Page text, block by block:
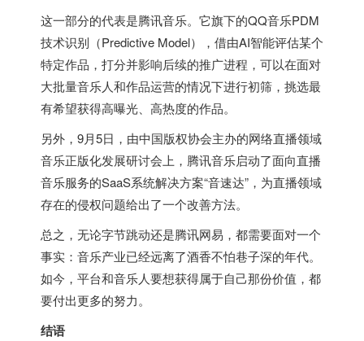
这一部分的代表是腾讯音乐。它旗下的QQ音乐PDM
技术识别（Predictive Model），借由AI智能评估某个
特定作品，打分并影响后续的推广进程，可以在面对
大批量音乐人和作品运营的情况下进行初筛，挑选最
有希望获得高曝光、高热度的作品。
另外，9月5日，由中国版权协会主办的网络直播领域
音乐正版化发展研讨会上，腾讯音乐启动了面向直播
音乐服务的SaaS系统解决方案“音速达”，为直播领域
存在的侵权问题给出了一个改善方法。
总之，无论字节跳动还是腾讯网易，都需要面对一个
事实：音乐产业已经远离了酒香不怕巷子深的年代。
如今，平台和音乐人要想获得属于自己那份价值，都
要付出更多的努力。
结语